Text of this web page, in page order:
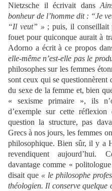
Nietzsche il écrivait dans
bonheur de l’homme dit : “Je
“Il veut” » ; puis, il conseillait
fouet pour quiconque aurait à
Adorno a écrit à ce propos
elle-même n’est-elle pas le
philosophes sur les femmes
sont ceux qui se questionnèrent
du sexe de la femme et, bien
« sexisme primaire », ils
d’exemple sur cette
question la structure, pas
Grecs à nos jours, les femmes
philosophique. Bien sûr, il y a
revendiquent aujourd’hui.
davantage comme «
disait que « le philosophe
théologien. Il conserve quelque